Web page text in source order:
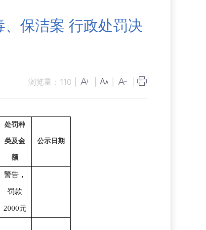
保洁案 行政处罚决
浏览量： 110
处罚种
类及金
额
公示日期
警告，
罚款
2000元